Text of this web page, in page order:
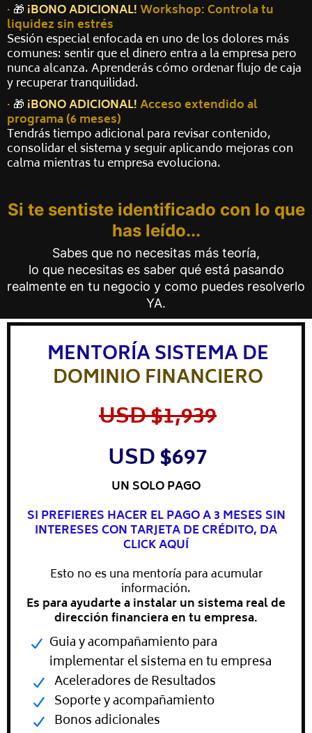
· 🎁 ¡BONO ADICIONAL!Workshop: Controla tu
liquidez sin estrés
Sesión especial enfocada en uno de los dolores más
comunes: sentir que el dinero entra a la empresa pero
nunca alcanza. Aprenderás cómo ordenar flujo de caja
y recuperar tranquilidad.
· 🎁 ¡BONO ADICIONAL!Acceso extendido al
programa (6 meses)
Tendrás tiempo adicional para revisar contenido,
consolidar el sistema y seguir aplicando mejoras con
calma mientras tu empresa evoluciona.
Si te sentiste identificado con lo que
has leído...
Sabes que no necesitas más teoría,
lo que necesitas es saber qué está pasando
realmente en tu negocio y como puedes resolverlo
YA.
MENTORÍA SISTEMA DE
DOMINIOFINANCIERO
USD $1,939
USD $697
UN SOLO PAGO
SI PREFIERES HACER EL PAGO A 3 MESES SIN
INTERESES CON TARJETA DE CRÉDITO, DA
CLICK AQUÍ
Esto no es una mentoría para acumular
información.
Es para ayudarte a instalar un sistema real de
dirección financiera en tu empresa.
Guia y acompañamiento para
implementar el sistema en tu empresa
Aceleradores de Resultados
Soporte y acompañamiento
Bonos adicionales